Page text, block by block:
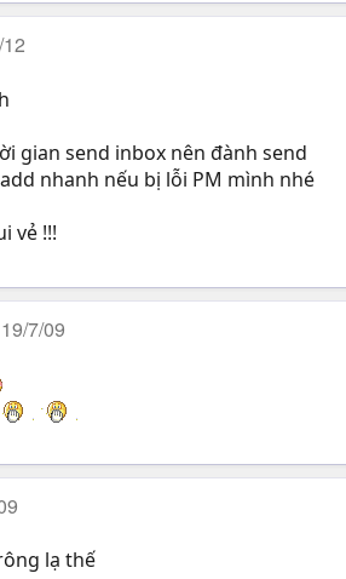
gian send inbox nên đành send
nhanh nếu bị lỗi PM mình nhé
vẻ !!!
19/7/09
lạ thế